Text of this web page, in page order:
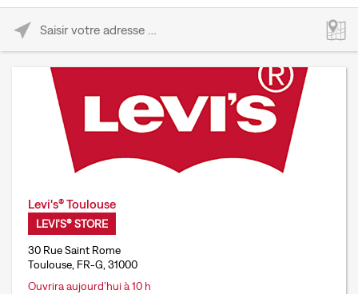
Levi's® Toulouse
LEVI'S® STORE
30 Rue Saint Rome
Toulouse, FR-G, 31000
Ouvrira aujourd’hui à 10 h